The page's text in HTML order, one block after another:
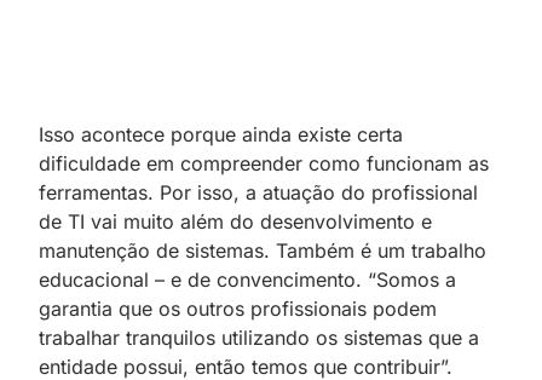
Isso acontece porque ainda existe certa
dificuldade em compreender como funcionam as
ferramentas. Por isso, a atuação do profissional
de TI vai muito além do desenvolvimento e
manutenção de sistemas. Também é um trabalho
educacional – e de convencimento. “Somos a
garantia que os outros profissionais podem
trabalhar tranquilos utilizando os sistemas que a
entidade possui, então temos que contribuir”.